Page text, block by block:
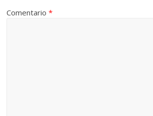
Comentario*